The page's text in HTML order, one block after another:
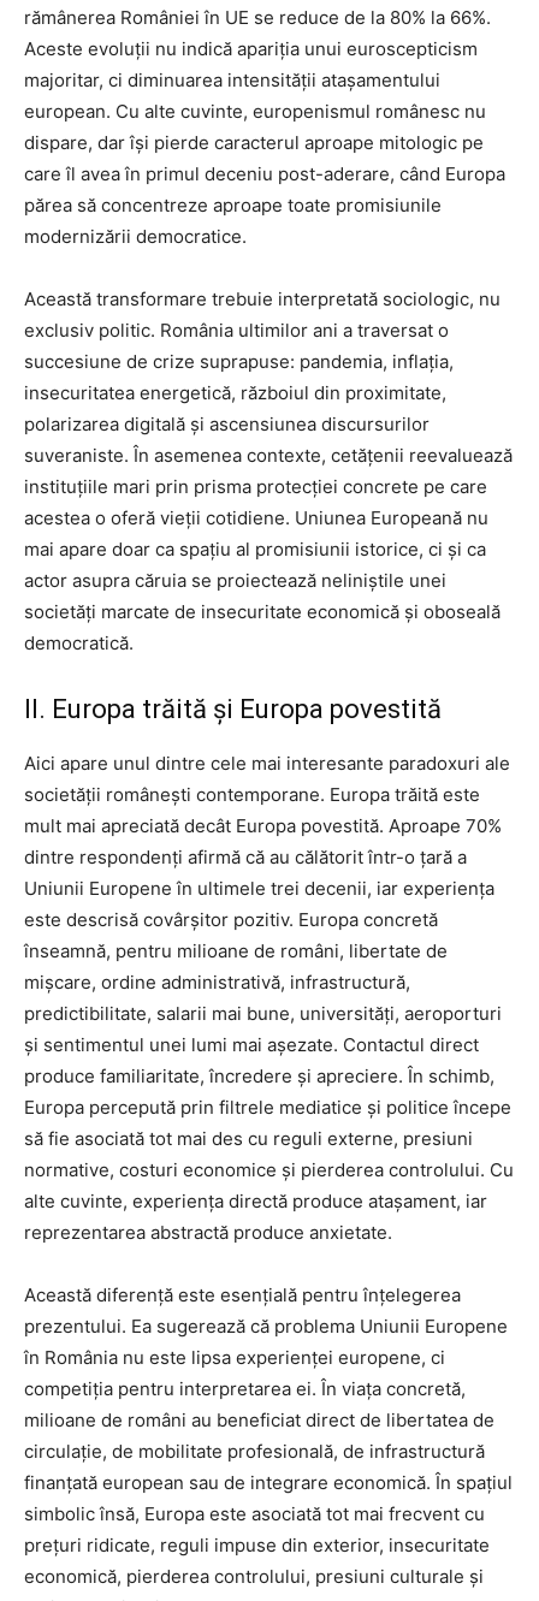
rămânerea României în UE se reduce de la 80% la 66%.
Aceste evoluții nu indică apariția unui euroscepticism
majoritar, ci diminuarea intensității atașamentului
european. Cu alte cuvinte, europenismul românesc nu
dispare, dar își pierde caracterul aproape mitologic pe
care îl avea în primul deceniu post-aderare, când Europa
părea să concentreze aproape toate promisiunile
modernizării democratice.
Această transformare trebuie interpretată sociologic, nu
exclusiv politic. România ultimilor ani a traversat o
succesiune de crize suprapuse: pandemia, inflația,
insecuritatea energetică, războiul din proximitate,
polarizarea digitală și ascensiunea discursurilor
suveraniste. În asemenea contexte, cetățenii reevaluează
instituțiile mari prin prisma protecției concrete pe care
acestea o oferă vieții cotidiene. Uniunea Europeană nu
mai apare doar ca spațiu al promisiunii istorice, ci și ca
actor asupra căruia se proiectează neliniștile unei
societăți marcate de insecuritate economică și oboseală
democratică.
II. Europa trăită și Europa povestită
Aici apare unul dintre cele mai interesante paradoxuri ale
societății românești contemporane. Europa trăită este
mult mai apreciată decât Europa povestită. Aproape 70%
dintre respondenți afirmă că au călătorit într-o țară a
Uniunii Europene în ultimele trei decenii, iar experiența
este descrisă covârșitor pozitiv. Europa concretă
înseamnă, pentru milioane de români, libertate de
mișcare, ordine administrativă, infrastructură,
predictibilitate, salarii mai bune, universități, aeroporturi
și sentimentul unei lumi mai așezate. Contactul direct
produce familiaritate, încredere și apreciere. În schimb,
Europa percepută prin filtrele mediatice și politice începe
să fie asociată tot mai des cu reguli externe, presiuni
normative, costuri economice și pierderea controlului. Cu
alte cuvinte, experiența directă produce atașament, iar
reprezentarea abstractă produce anxietate.
Această diferență este esențială pentru înțelegerea
prezentului. Ea sugerează că problema Uniunii Europene
în România nu este lipsa experienței europene, ci
competiția pentru interpretarea ei. În viața concretă,
milioane de români au beneficiat direct de libertatea de
circulație, de mobilitate profesională, de infrastructură
finanțată european sau de integrare economică. În spațiul
simbolic însă, Europa este asociată tot mai frecvent cu
prețuri ridicate, reguli impuse din exterior, insecuritate
economică, pierderea controlului, presiuni culturale și